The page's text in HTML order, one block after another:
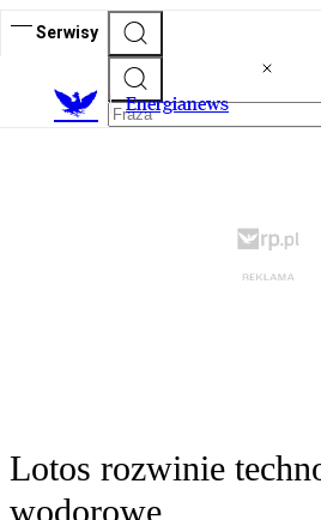
Serwisy
Energianews
Lotos rozwinie
wodorowe